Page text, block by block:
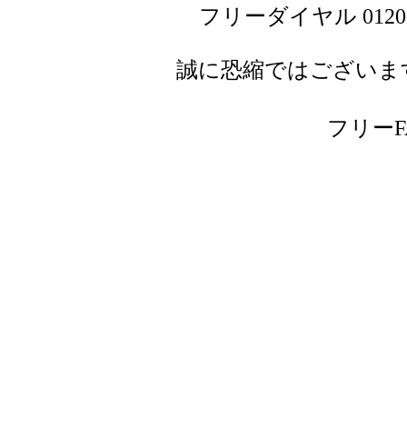
フリーダイヤル
誠に恐縮ではござい
フリー